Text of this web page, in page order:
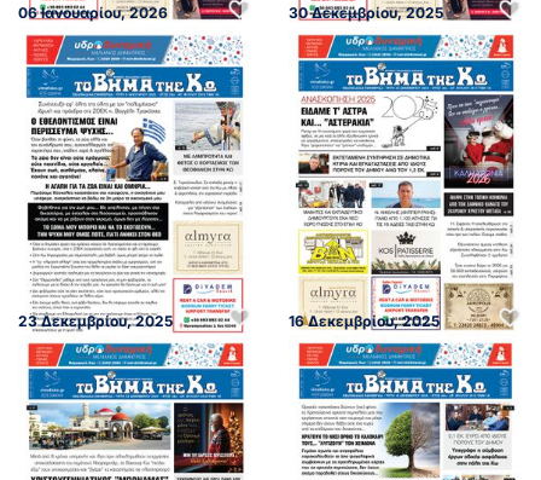
06 Ιανουαρίου, 2026 30 Δεκεμβρίου, 2025
23 Δεκεμβρίου, 2025 16 Δεκεμβρίου, 2025